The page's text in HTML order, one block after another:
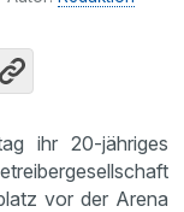
ihr 20-jähriges
vor der Arena